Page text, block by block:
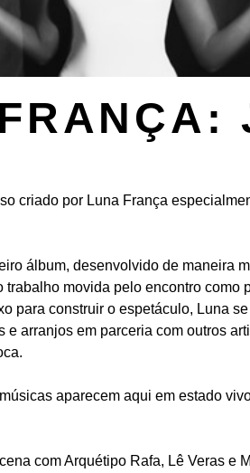
criado por Luna França
álbum, desenvolvido de maneira
trabalho movida pelo encontro como
para construir o espetáculo, Luna
e arranjos em parceria com outros
aparecem aqui em estado
com Arquétipo Rafa, Lê Veras e